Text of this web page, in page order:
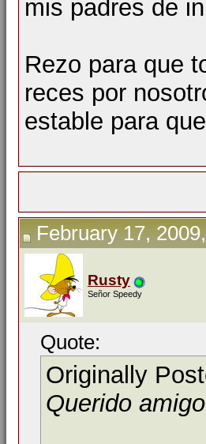
mis padres de
Rezo para que
reces por
estable para
February 17,
Rusty
Señor Speedy
Quote:
Originally
Querido